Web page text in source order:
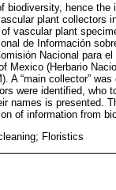
biodiversity, hence the
plant collectors
vascular plant
de Información
Nacional para
Mexico (Herbario
“main collector”
were identified, who
names is presented.
of information from
Floristics